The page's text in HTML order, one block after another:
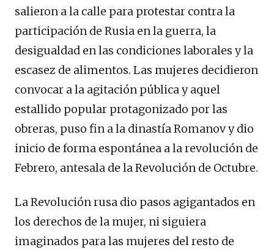
salieron ala calle para protestar contra la
participación de Rusia en la guerra, la
desigualdad en las condiciones laborales y la
escasez de alimentos. Las mujeres decidieron
convocar a la agitación pública yaquel
estallido popular protagonizado por las
obreras, puso fin a la dinastía Romanovydio
inicio de forma espontánea a la revolución de
Febrero, antesala de la Revolución de Octubre.
La Revolución rusa dio pasos agigantados en
los derechos de la mujer, ni siguiera
imaginados paralas mujeres del resto de